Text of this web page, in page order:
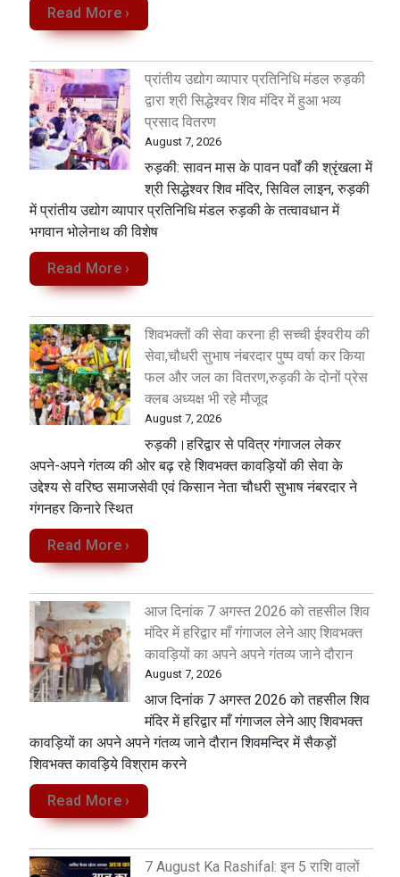
Read More ›
प्रांतीय उद्योग व्यापार प्रतिनिधि मंडल रुड़की
द्वारा श्री सिद्धेश्वर शिव मंदिर में हुआ भव्य
प्रसाद वितरण
August 7, 2026
​रुड़की: सावन मास के पावन पर्वों की श्रृंखला में
श्री सिद्धेश्वर शिव मंदिर, सिविल लाइन, रुड़की
में प्रांतीय उद्योग व्यापार प्रतिनिधि मंडल रुड़की के तत्वावधान में
भगवान भोलेनाथ की विशेष
Read More ›
शिवभक्तों की सेवा करना ही सच्ची ईश्वरीय की
सेवा,चौधरी सुभाष नंबरदार पुष्प वर्षा कर किया
फल और जल का वितरण,रुड़की के दोनों प्रेस
क्लब अध्यक्ष भी रहे मौजूद
August 7, 2026
रुड़की।हरिद्वार से पवित्र गंगाजल लेकर
अपने-अपने गंतव्य की ओर बढ़ रहे शिवभक्त कावड़ियों की सेवा के
उद्देश्य से वरिष्ठ समाजसेवी एवं किसान नेता चौधरी सुभाष नंबरदार ने
गंगनहर किनारे स्थित
Read More ›
आज दिनांक 7 अगस्त 2026 को तहसील शिव
मंदिर में हरिद्वार माँ गंगाजल लेने आए शिवभक्त
कावड़ियों का अपने अपने गंतव्य जाने दौरान
August 7, 2026
आज दिनांक 7 अगस्त 2026 को तहसील शिव
मंदिर में हरिद्वार माँ गंगाजल लेने आए शिवभक्त
कावड़ियों का अपने अपने गंतव्य जाने दौरान शिवमन्दिर में सैकड़ों
शिवभक्त कावड़िये विश्राम करने
Read More ›
7 August Ka Rashifal: इन 5 राशि वालों